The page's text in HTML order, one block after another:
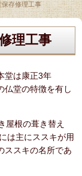
存修理工事
理工事
堂は康正3年
仏堂の特徴を有し
屋根の葺き替え
は主にススキが用
ススキの名所であ